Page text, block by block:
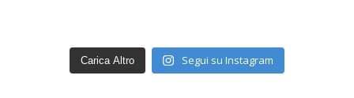
Carica Altro Segui su Instagram